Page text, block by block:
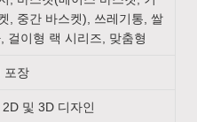
, 중간 바스켓), 쓰레기통, 쌀
걸이형 랙 시리즈, 맞춤형
포장
및 3D 디자인